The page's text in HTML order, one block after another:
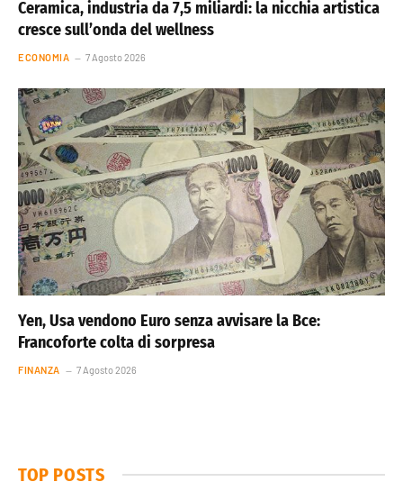
Ceramica, industria da 7,5 miliardi: la nicchia artistica
cresce sull’onda del wellness
ECONOMIA 7 Agosto 2026
Yen, Usa vendono Euro senza avvisare la Bce:
Francoforte colta di sorpresa
FINANZA 7 Agosto 2026
TOP POSTS